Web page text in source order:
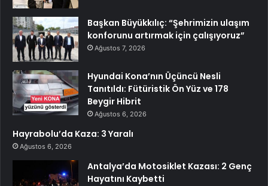
Başkan Büyükkılıç: “Şehrimizin ulaşım
konforunu artırmak için çalışıyoruz”
Ağustos 7, 2026
Hyundai Kona’nın Üçüncü Nesli
Tanıtıldı: Fütüristik Ön Yüz ve 178
Beygir Hibrit
Ağustos 6, 2026
Hayrabolu’da Kaza: 3 Yaralı
Ağustos 6, 2026
Antalya’da Motosiklet Kazası: 2 Genç
Hayatını Kaybetti